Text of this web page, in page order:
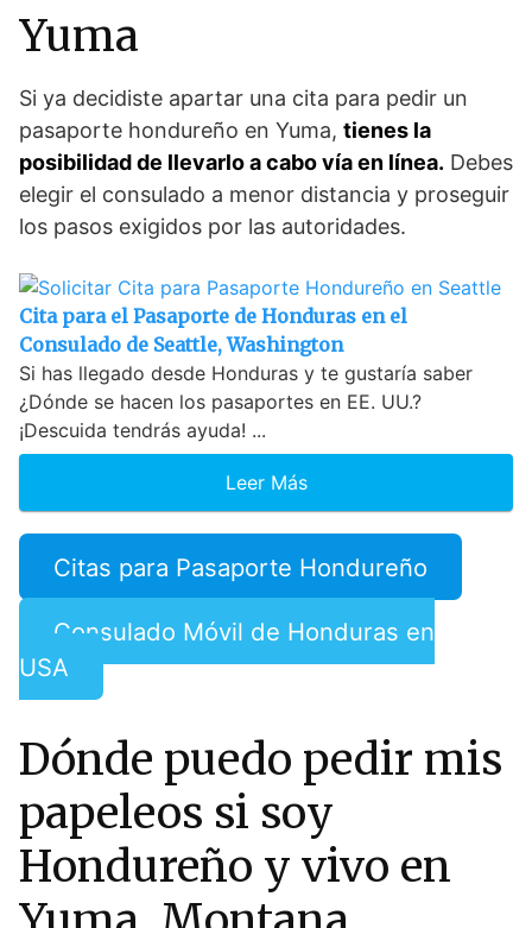
Yuma
Si ya decidiste apartar una cita para pedir un
pasaporte hondureño en Yuma, tienes la
posibilidad de llevarlo a cabo vía en línea. Debes
elegir el consulado a menor distancia y proseguir
los pasos exigidos por las autoridades.
Cita para el Pasaporte de Honduras en el
Consulado de Seattle, Washington
Si has llegado desde Honduras y te gustaría saber
¿Dónde se hacen los pasaportes en EE. UU.?
¡Descuida tendrás ayuda! ...
Leer Más
Citas para Pasaporte Hondureño
Consulado Móvil de Honduras en
USA
Dónde puedo pedir mis
papeleos si soy
Hondureño y vivo en